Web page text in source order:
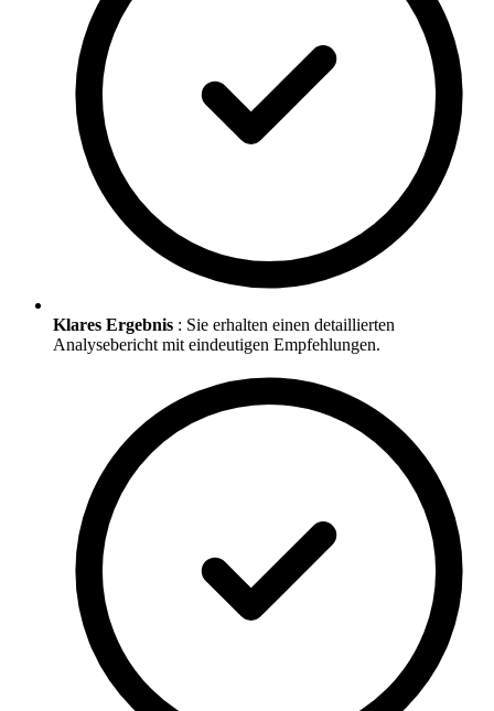
Klares Ergebnis : Sie erhalten einen detaillierten
Analysebericht mit eindeutigen Empfehlungen.